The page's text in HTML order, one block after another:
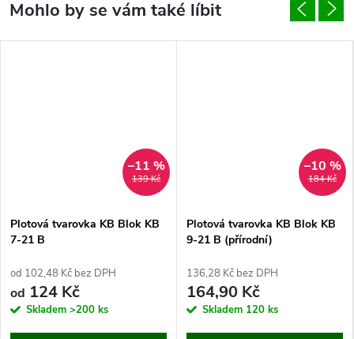
139 Kč
–11 %
Plotová tvarovka KB Blok KB
7-21 B
od 102,48 Kč bez DPH
od 124 Kč
Skladem >200 ks
184 Kč
–10 %
Plotová tvarovka KB Blok KB
9-21 B (přírodní)
136,28 Kč bez DPH
164,90 Kč
Skladem 120 ks